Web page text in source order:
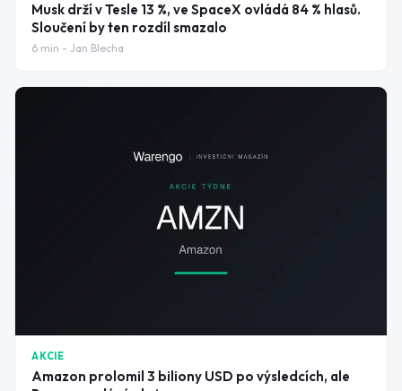
Musk drží v Tesle 13 %, ve SpaceX ovládá 84 % hlasů.
Sloučení by ten rozdíl smazalo
6 min - Jan Blecha
AKCIE
Amazon prolomil 3 biliony USD po výsledcích, ale